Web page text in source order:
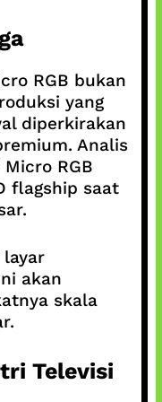
RGB bukan
yang
diperkirakan
Analis
RGB
flagship saat
akan
skala
Televisi